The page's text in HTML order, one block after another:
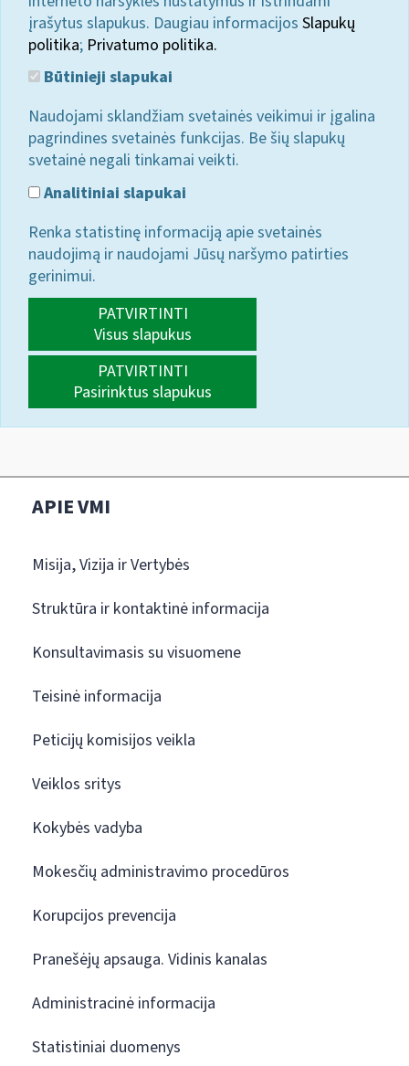
įrašytus slapukus. Daugiau informacijos Slapukų
politika; Privatumo politika.
Būtinieji slapukai
Naudojami sklandžiam svetainės veikimui ir įgalina
pagrindines svetainės funkcijas. Be šių slapukų
svetainė negali tinkamai veikti.
Analitiniai slapukai
Renka statistinę informaciją apie svetainės
naudojimą ir naudojami Jūsų naršymo patirties
gerinimui.
PATVIRTINTI
Visus slapukus
PATVIRTINTI
Pasirinktus slapukus
APIE VMI
Misija, Vizija ir Vertybės
Struktūra ir kontaktinė informacija
Konsultavimasis su visuomene
Teisinė informacija
Peticijų komisijos veikla
Veiklos sritys
Kokybės vadyba
Mokesčių administravimo procedūros
Korupcijos prevencija
Pranešėjų apsauga. Vidinis kanalas
Administracinė informacija
Statistiniai duomenys